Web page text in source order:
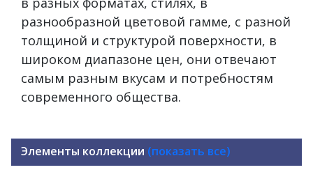
разнообразной цветовой гамме, с разной
толщиной и структурой поверхности, в
широком диапазоне цен, они отвечают
самым разным вкусам и потребностям
современного общества.
Элементы коллекции (показать все)